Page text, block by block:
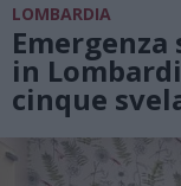
LOMBARDIA
in
cinque